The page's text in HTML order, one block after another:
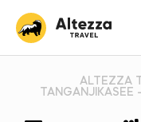
ALTEZZA
TANGANJIKASEE